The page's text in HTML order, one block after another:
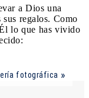
a Dios una
regalos. Como
lo que has vivido
fotográfica